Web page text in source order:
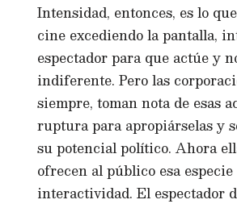
Intensidad, entonces, es lo
cine excediendo la pantalla,
espectador para que actúe y
indiferente. Pero las
siempre, toman nota de esas
ruptura para apropiárselas y
su potencial político. Ahora
ofrecen al público esa especie
interactividad. El espectador